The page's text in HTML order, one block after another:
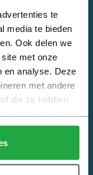
te
media te bieden
Ook delen we
met onze
en analyse. Deze
met andere
die ze hebben
hun services.
cookiebeleid.
met circa 2.000
ORION opent
Nieuwbouw. Jouw